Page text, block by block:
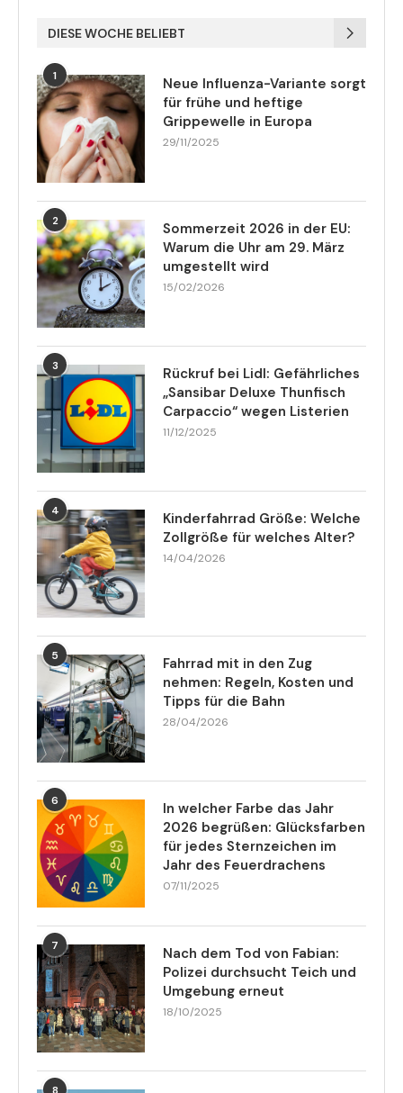
DIESE WOCHE BELIEBT
1
Neue Influenza-Variante sorgt
für frühe und heftige
Grippewelle in Europa
29/11/2025
2
Sommerzeit 2026 in der EU:
Warum die Uhr am 29. März
umgestellt wird
15/02/2026
3
Rückruf bei Lidl: Gefährliches
„Sansibar Deluxe Thunfisch
Carpaccio“ wegen Listerien
11/12/2025
4
Kinderfahrrad Größe: Welche
Zollgröße für welches Alter?
14/04/2026
5
Fahrrad mit in den Zug
nehmen: Regeln, Kosten und
Tipps für die Bahn
28/04/2026
6
In welcher Farbe das Jahr
2026 begrüßen: Glücksfarben
für jedes Sternzeichen im
Jahr des Feuerdrachens
07/11/2025
7
Nach dem Tod von Fabian:
Polizei durchsucht Teich und
Umgebung erneut
18/10/2025